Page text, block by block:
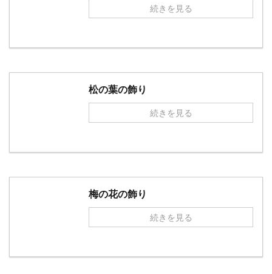
続きを見る
松の葉の飾り
続きを見る
梅の花の飾り
続きを見る